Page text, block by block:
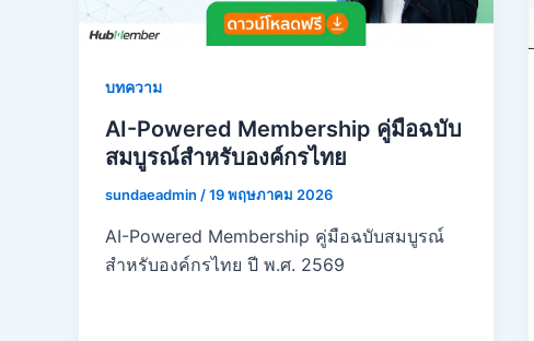
บทความ
AI-Powered Membership คู่มือฉบับ
สมบูรณ์สำหรับองค์กรไทย
sundaeadmin /19 พฤษภาคม 2026
AI-Powered Membership คู่มือฉบับสมบูรณ์
สำหรับองค์กรไทย ปี พ.ศ. 2569